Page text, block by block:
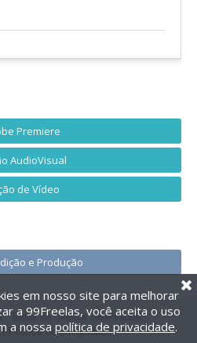
Premiere
AudioVisual
de Vídeo
e Produção
Todos os direitos reservados.
Política de privacidade
em nosso site para melhorar
a 99Freelas, você aceita o uso
a nossa política de privacidade.